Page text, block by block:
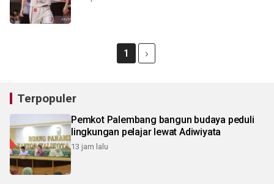
1
Terpopuler
Pemkot Palembang bangun budaya peduli
lingkungan pelajar lewat Adiwiyata
13 jam lalu